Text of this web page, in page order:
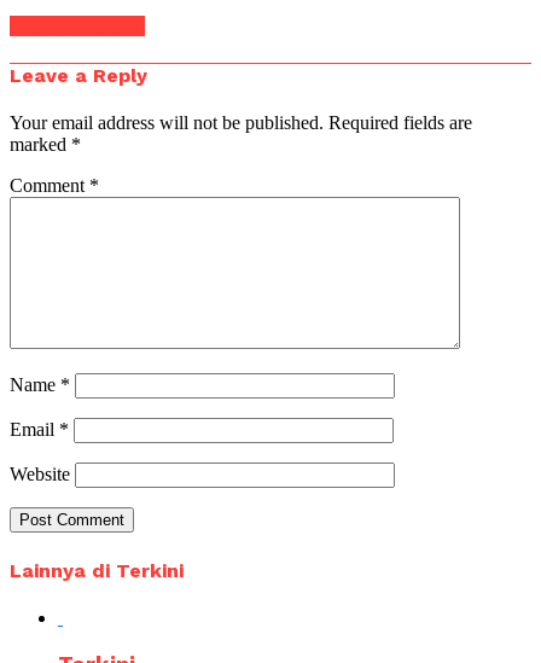
Leave a Reply
Your email address will not be published. Required fields are
marked *
Comment *
Name *
Email *
Website
Lainnya di Terkini